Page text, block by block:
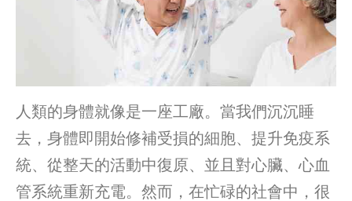
人類的身體就像是一座工廠。當我們沉沉睡
去，身體即開始修補受損的細胞、提升免疫系
統、從整天的活動中復原、並且對心臟、心血
管系統重新充電。然而，在忙碌的社會中，很